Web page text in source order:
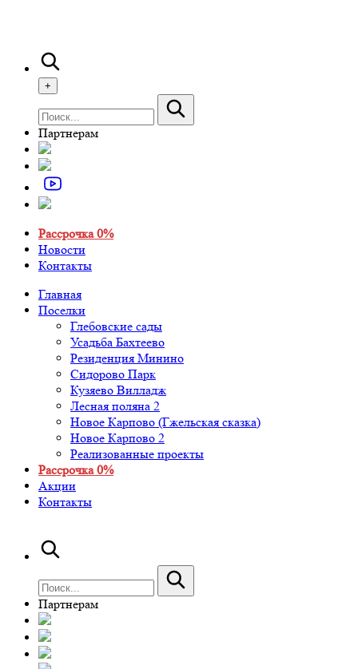
+
Партнерам
Рассрочка 0%
Новости
Контакты
Главная
Поселки
Глебовские сады
Усадьба Бахтеево
Резиденция Минино
Сидорово Парк
Кузяево Вилладж
Лесная поляна 2
Новое Карпово (Гжельская сказка)
Новое Карпово 2
Реализованные проекты
Рассрочка 0%
Акции
Контакты
Партнерам